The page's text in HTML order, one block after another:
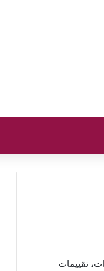
تقييمات